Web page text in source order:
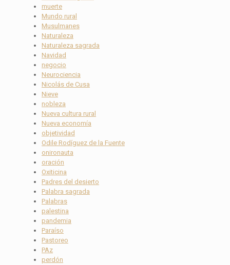
muerte
Mundo rural
Musulmanes
Naturaleza
Naturaleza sagrada
Navidad
negocio
Neurociencia
Nicolás de Cusa
Nieve
nobleza
Nueva cultura rural
Nueva economía
objetividad
Odile Rodíguez de la Fuente
onironauta
oración
Oxiticina
Padres del desierto
Palabra sagrada
Palabras
palestina
pandemia
Paraíso
Pastoreo
PAz
perdón